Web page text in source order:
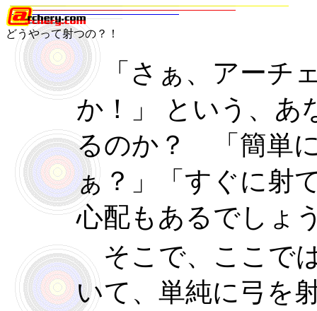
どうやって射つの？！
「さぁ、アーチ
か！」 という、
るのか？ 「簡単
ぁ？」「すぐに射
心配もあるでしょ
そこで、ここで
いて、単純に弓を